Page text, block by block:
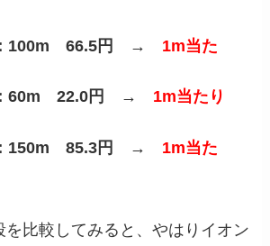
：100m 66.5円 → 1m当た
22.0円
→ 1m当たり
150m 85.3円
→ 1m当た
を比較してみると、やはりイオン